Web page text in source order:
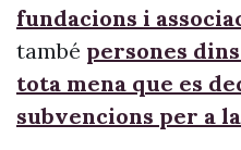
fundacions i
també persones
tota mena que es
subvencions per a